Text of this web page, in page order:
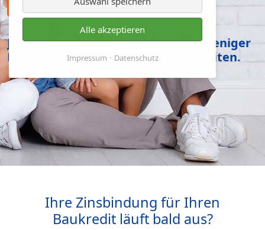
Alle akzeptieren
Impressum Datenschutz
Jetzt günstige Zinsen sichern für weniger
Kosten und mehr finanzielle Freiheiten.
Ihre Zinsbindung für Ihren
Baukredit läuft bald aus?